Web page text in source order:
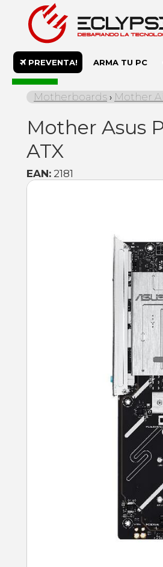
PREVENTA! ARMA TU PC
Motherboards › Mother
Mother Asus
ATX
EAN: 2181
En stock